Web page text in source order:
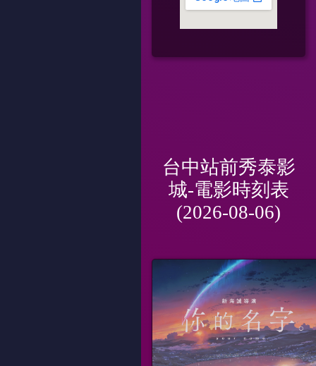
台中站前秀泰影
城-電影時刻表
(2026-08-06)